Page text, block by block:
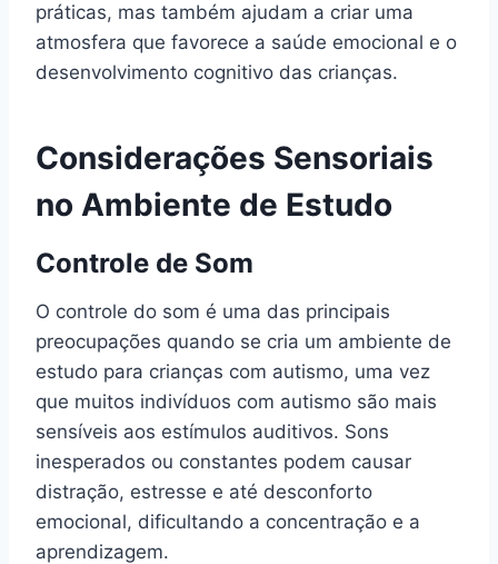
práticas, mas também ajudam a criar uma
atmosfera que favorece a saúde emocional e o
desenvolvimento cognitivo das crianças.
Considerações Sensoriais
no Ambiente de Estudo
Controle de Som
O controle do som é uma das principais
preocupações quando se cria um ambiente de
estudo para crianças com autismo, uma vez
que muitos indivíduos com autismo são mais
sensíveis aos estímulos auditivos. Sons
inesperados ou constantes podem causar
distração, estresse e até desconforto
emocional, dificultando a concentração e a
aprendizagem.